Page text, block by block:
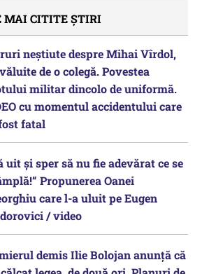
MAI CITITE ȘTIRI
neștiute despre Mihai Vîrdol,
de o colegă. Povestea
militar dincolo de uniformă.
cu momentul accidentului care
fatal
uit și sper să nu fie adevărat ce se
Propunerea Oanei
care l-a uluit pe Eugen
/ video
demis Ilie Bolojan anunță că